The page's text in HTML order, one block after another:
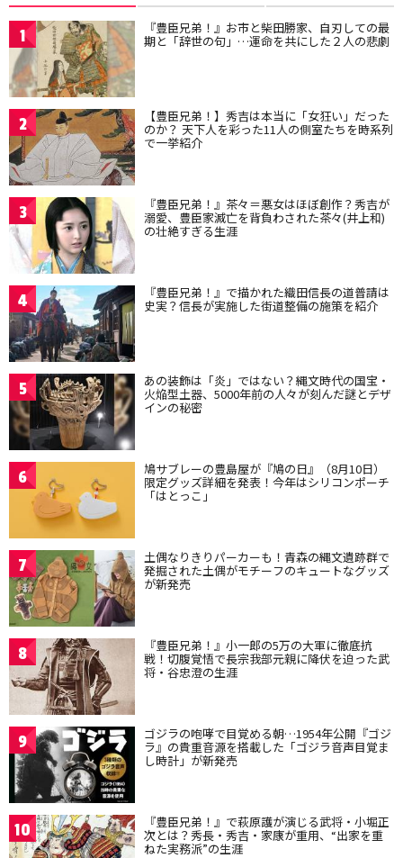
1 『豊臣兄弟！』お市と柴田勝家、自刃しての最
期と「辞世の句」…運命を共にした２人の悲劇
2 【豊臣兄弟！】秀吉は本当に「女狂い」だった
のか？ 天下人を彩った11人の側室たちを時系列
で一挙紹介
3 『豊臣兄弟！』茶々＝悪女はほぼ創作？秀吉が
溺愛、豊臣家滅亡を背負わされた茶々(井上和)
の壮絶すぎる生涯
4 『豊臣兄弟！』で描かれた織田信長の道普請は
史実？信長が実施した街道整備の施策を紹介
5 あの装飾は「炎」ではない？縄文時代の国宝・
火焔型土器、5000年前の人々が刻んだ謎とデザ
インの秘密
6 鳩サブレーの豊島屋が『鳩の日』（8月10日）
限定グッズ詳細を発表！今年はシリコンポーチ
「はとっこ」
7 土偶なりきりパーカーも！青森の縄文遺跡群で
発掘された土偶がモチーフのキュートなグッズ
が新発売
8 『豊臣兄弟！』小一郎の5万の大軍に徹底抗
戦！切腹覚悟で長宗我部元親に降伏を迫った武
将・谷忠澄の生涯
9 ゴジラの咆哮で目覚める朝…1954年公開『ゴジ
ラ』の貴重音源を搭載した「ゴジラ音声目覚ま
し時計」が新発売
10 『豊臣兄弟！』で萩原護が演じる武将・小堀正
次とは？秀長・秀吉・家康が重用、“出家を重
ねた実務派”の生涯